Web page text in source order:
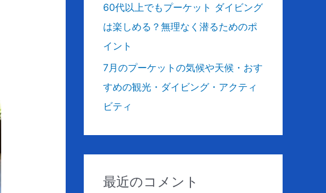
60代以上でもプーケット ダイビング
は楽しめる？無理なく潜るためのポ
イント
7月のプーケットの気候や天候・おす
すめの観光・ダイビング・アクティ
ビティ
最近のコメント